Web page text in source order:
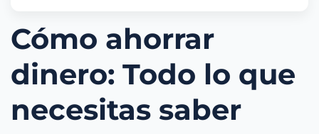
Cómo ahorrar
dinero: Todo lo que
necesitas saber